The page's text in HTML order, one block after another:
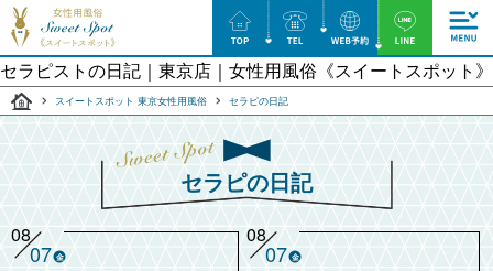
セラピストの日記｜東京店｜⼥性⽤⾵俗《スイートスポット》
スイートスポット 東京女性用風俗 セラピの日記
セラピの日記
08
07 金
08
07 金